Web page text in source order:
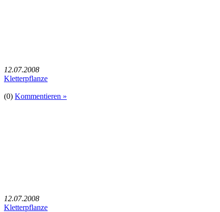
12.07.2008
Kletterpflanze
(0) Kommentieren »
12.07.2008
Kletterpflanze